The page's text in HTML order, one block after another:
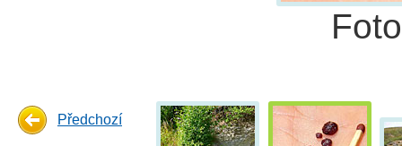
Předchozí